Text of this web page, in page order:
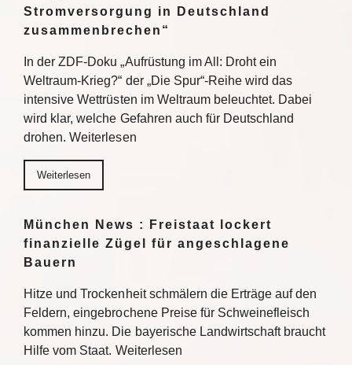
Stromversorgung in Deutschland
zusammenbrechen“
In der ZDF-Doku „Aufrüstung im All: Droht ein
Weltraum-Krieg?“ der „Die Spur“-Reihe wird das
intensive Wettrüsten im Weltraum beleuchtet. Dabei
wird klar, welche Gefahren auch für Deutschland
drohen. Weiterlesen
Weiterlesen
München News : Freistaat lockert
finanzielle Zügel für angeschlagene
Bauern
Hitze und Trockenheit schmälern die Erträge auf den
Feldern, eingebrochene Preise für Schweinefleisch
kommen hinzu. Die bayerische Landwirtschaft braucht
Hilfe vom Staat. Weiterlesen